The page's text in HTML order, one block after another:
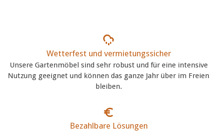
Wetterfest und vermietungssicher
Unsere Gartenmöbel sind sehr robust und für eine intensive
Nutzung geeignet und können das ganze Jahr über im Freien
bleiben.
Bezahlbare Lösungen